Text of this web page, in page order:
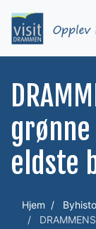
eldste
Hjem